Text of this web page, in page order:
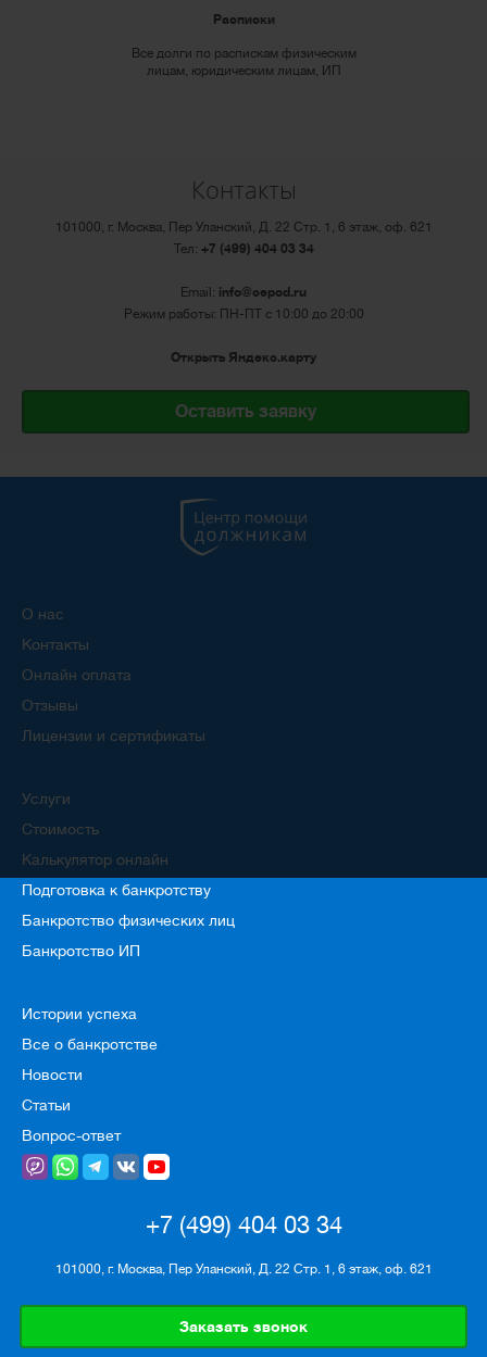
Расписки
Все долги по распискам физическим
лицам, юридическим лицам, ИП
Контакты
101000, г. Москва, Пер Уланский, Д. 22 Стр. 1, 6 этаж, оф. 621
Тел: +7 (499) 404 03 34
Email: info@cepod.ru
Режим работы: ПН-ПТ с 10:00 до 20:00
Открыть Яндекс.карту
Оставить заявку
О нас
Контакты
Онлайн оплата
Отзывы
Лицензии и сертификаты
Услуги
Стоимость
Калькулятор онлайн
Подготовка к банкротству
Банкротство физических лиц
Банкротство ИП
Истории успеха
Все о банкротстве
Новости
Статьи
Вопрос-ответ
+7 (499) 404 03 34
101000, г. Москва, Пер Уланский, Д. 22 Стр. 1, 6 этаж, оф. 621
Заказать звонок